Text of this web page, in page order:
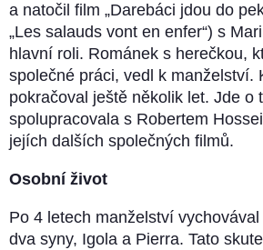
a natočil film „Darebáci jdou do
„Les salauds vont en enfer“) s
hlavní roli. Románek s herečkou,
společné práci, vedl k manželství.
pokračoval ještě několik let. Jde o
spolupracovala s Robertem
jejích dalších společných filmů.
Osobní život
Po 4 letech manželství
dva syny, Igola a Pierra. Tato